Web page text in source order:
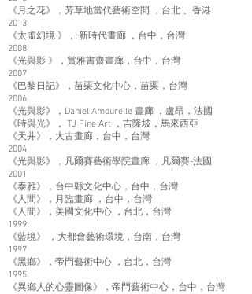
《月之花》，芳草地當代藝術空間 ，台北 、香港
2013
《太虛幻境 》， 新時代畫廊 ，台中，台灣
2008
《光與影 》，賞雅書齋畫廊，台中，台灣
2007
《巴黎日記》，苗栗文化中心，苗栗，台灣
2006
《光與影》，Daniel Amourelle 畫廊 ，盧昂，法國
《時與光》， TJ Fine Art ，吉隆坡，馬來西亞
《天井》，大古畫廊，台中，台灣
2004
《光與影》，凡爾賽藝術學院畫廊 ，凡爾賽-法國
2001
《泰雅》，台中縣文化中心，台中，台灣
《人間》，月臨畫廊 ，台中，台灣
《人間》，美國文化中心 ，台北，台灣
1999
《藍境》 ，大都會藝術環境，台南，台灣
1997
《黑鄉》，帝門藝術中心 ，台北，台灣
1995
《異鄉人的心靈圖像》，帝門藝術中心，台中，台灣